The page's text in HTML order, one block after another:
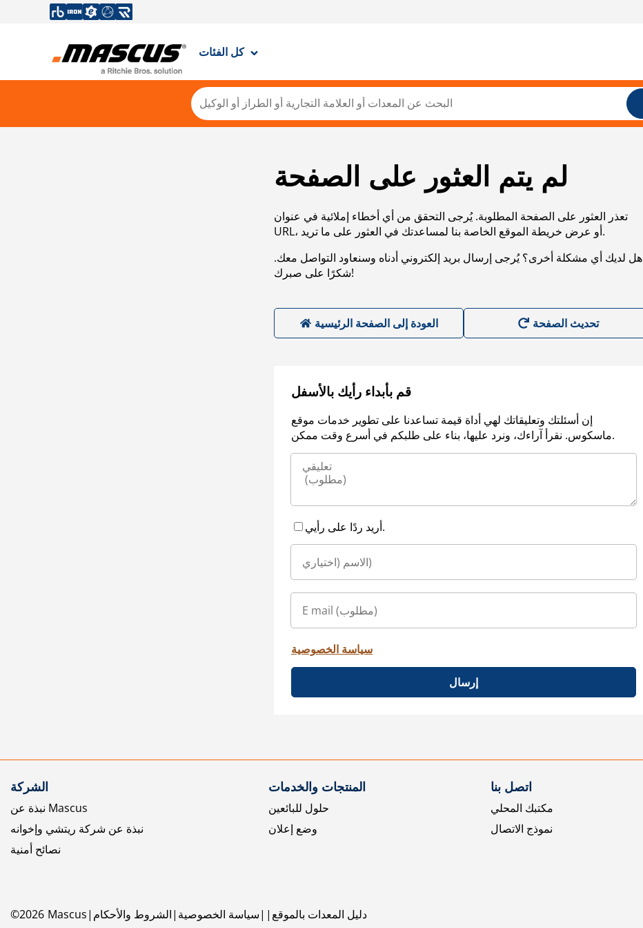
كل الفئات
لم يتم العثور على الصفحة
تعذر العثور على الصفحة المطلوبة. يُرجى التحقق من أي أخطاء إملائية في عنوان
URL، أو عرض خريطة الموقع الخاصة بنا لمساعدتك في العثور على ما تريد.
هل لديك أي مشكلة أخرى؟ يُرجى إرسال بريد إلكتروني أدناه وسنعاود التواصل معك.
شكرًا على صبرك!
العودة إلى الصفحة الرئيسية
قم بأبداء رأيك بالأسفل
إن أسئلتك وتعليقاتك لهي أداة قيمة تساعدنا على تطوير خدمات موقع
ماسكوس. نقرأ آراءك، ونرد عليها، بناء على طلبكم في أسرع وقت ممكن.
أريد ردًا على رأيي.
سياسة الخصوصية
إرسال
الشركة
نبذة عن Mascus
نبذة عن شركة ريتشي وإخوانه
نصائح أمنية
المنتجات والخدمات
حلول للبائعين
وضع إعلان
اتصل بنا
مكتبك المحلي
نموذج الاتصال
©2026 Mascus الشروط والأحكام سياسة الخصوصية دليل المعدات بالموقع